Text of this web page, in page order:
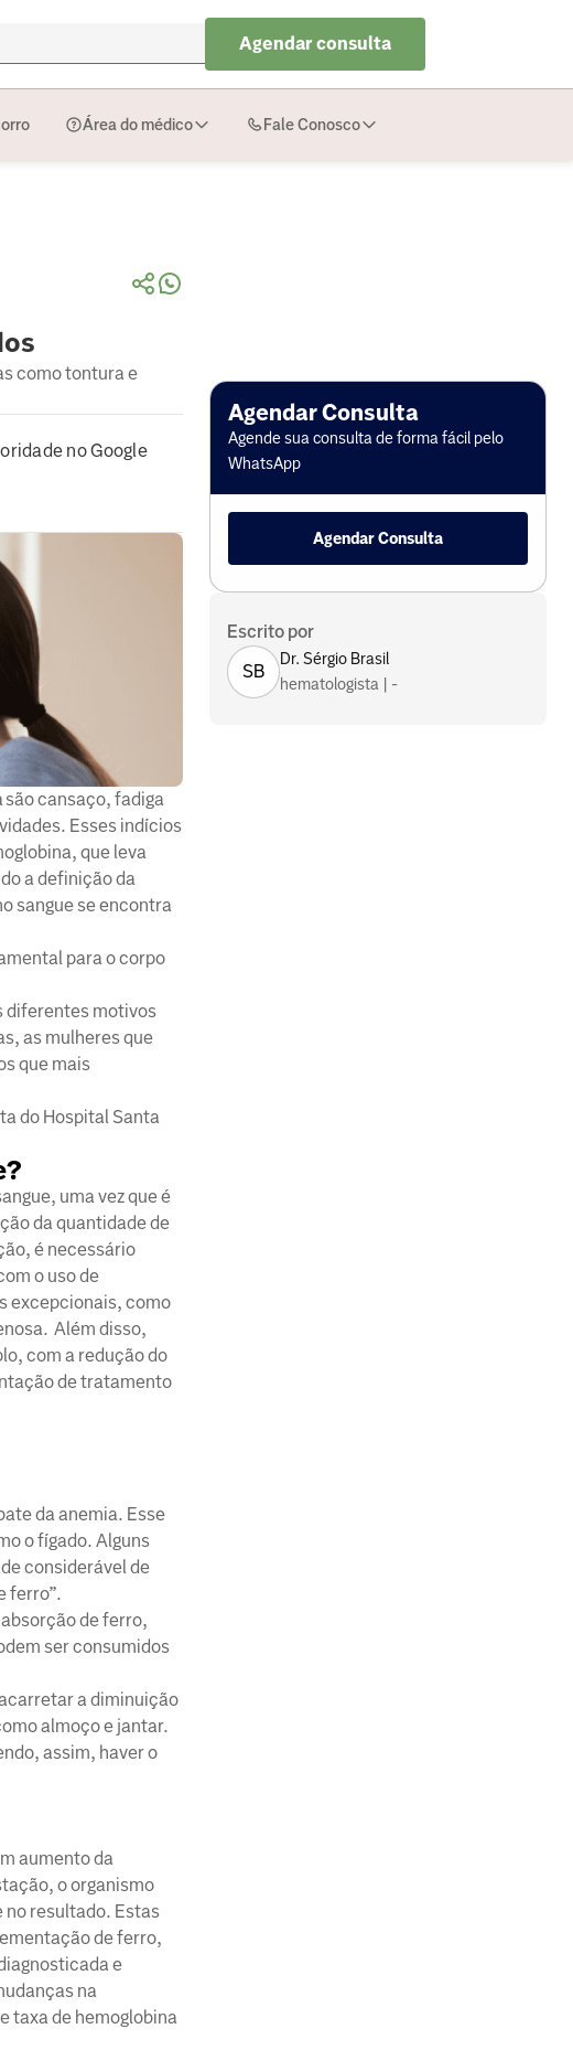
Agendar consulta
Área do médico Fale Conosco
como tontura e
no Google
são cansaço, fadiga
Esses indícios
que leva
a definição da
sangue se encontra
para o corpo
diferentes motivos
as mulheres que
que mais
do Hospital Santa
uma vez que é
da quantidade de
é necessário
o uso de
excepcionais, como
Além disso,
com a redução do
de tratamento
da anemia. Esse
o fígado. Alguns
considerável de
ferro”.
de ferro,
ser consumidos
a diminuição
almoço e jantar.
assim, haver o
aumento da
o organismo
no resultado. Estas
de ferro,
e
na
taxa de hemoglobina
Agendar Consulta
Agende sua consulta de forma fácil pelo
WhatsApp
Agendar Consulta
Escrito por
SB
Dr. Sérgio Brasil
hematologista | -